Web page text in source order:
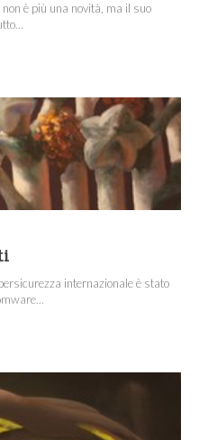
è più una novità, ma il suo
internazionale è stato